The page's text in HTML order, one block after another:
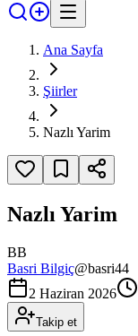
Ana Sayfa
Şiirler
Nazlı Yarim
Nazlı Yarim
BB
Basri Bilgiç@basri44
2 Haziran 2026
Takip et